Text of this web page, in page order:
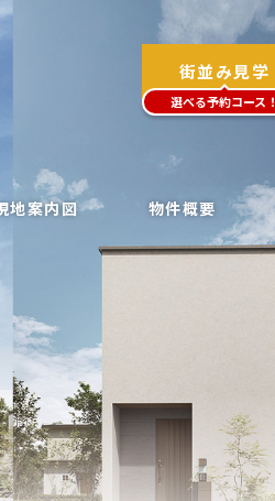
街並み見学
選べる予約コース！
地案内図 物件概要